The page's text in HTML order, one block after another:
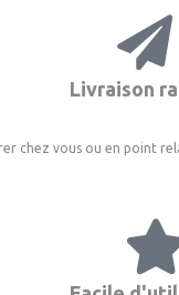
Livraison
chez vous ou en point